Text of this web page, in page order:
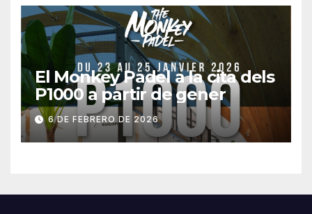
El Monkey Padel a la cita dels
P1000 a partir de gener
6 DE FEBRERO DE 2026